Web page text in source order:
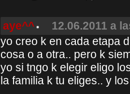
aye^^
12.06.2011 a
yo creo k en cada etapa
cosa o a otra.. pero k
yo si tngo k elegir eligo
la familia k tu eliges.. y